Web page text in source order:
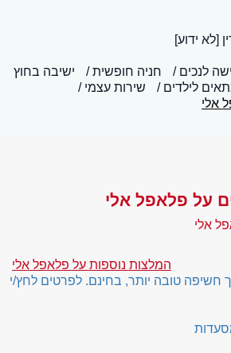
[לא ידוע]
לנכים חניה חופשית
ישיבה בחוץ
לילדים
שירות עצמי
אלי
על פלאפל אלי
אלי
המלצות נוספות על פלאפל אלי
חשיפה טובה יותר, בחינם. לפרטים לחץ/י